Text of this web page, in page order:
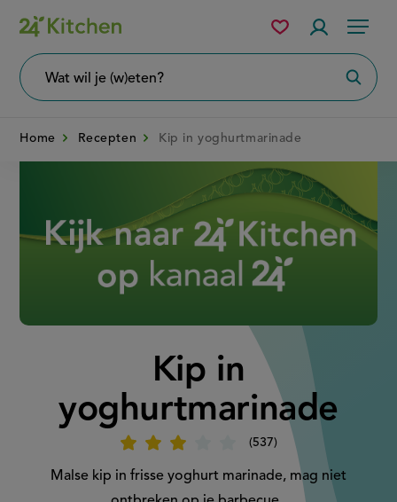
Overslaan
en
naar
Menu
wil
Mijn
bewaarde
Home Recepten Kip in yoghurtmarinade
Kip in
yoghurtmarinade
537
'Kip
in
yoghurtmarinade'
Malse kip in frisse yoghurt marinade, mag niet